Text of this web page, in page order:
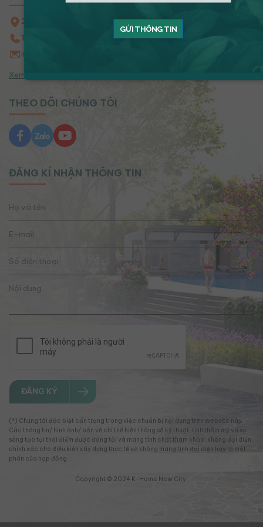
219 - 221 Xô Viết Nghệ Tĩnh, P. Gia Định, TP. HCM
1900.633.968 – 0988.12.12.12
info@kimoanhgroup.vn
Xem bản đồ
THEO DÕI CHÚNG TÔI
ĐĂNG KÍ NHẬN THÔNG TIN
ĐĂNG KÝ
(*) Chúng tôi đặc biệt cẩn trọng trong việc chuẩn bị nội dung trên website này.
Các thông tin/ hình ảnh/ bản vẽ chỉ thể hiện thông số kỹ thuật, tính thẩm mỹ và sự
sáng tạo tại thời điểm được đăng tải và mang tính chất tham khảo, không đại diện
chính xác cho điều kiện xây dựng thực tế và không mang tính đại diện hay là một
phần của hợp đồng.
Copyright © 2024 K-Home New City.
GỬI THÔNG TIN